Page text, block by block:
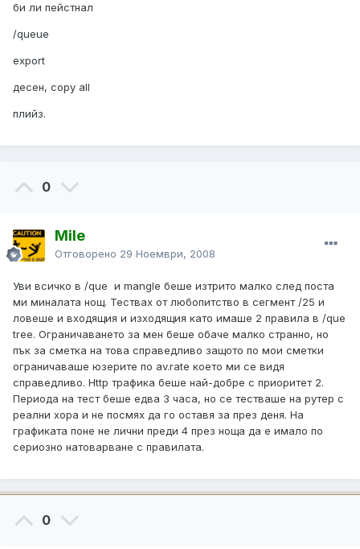
би ли пейстнал
/queue
export
десен, copy all
плийз.
0
Mile
Отговорено 29 Ноември, 2008
Уви всичко в /que и mangle беше изтрито малко след поста
ми миналата нощ. Тествах от любопитство в сегмент /25 и
ловеше и входящия и изходящия като имаше 2 правила в /que
tree. Ограничаването за мен беше обаче малко странно, но
пък за сметка на това справедливо защото по мои сметки
ограничаваше юзерите по av.rate което ми се видя
справедливо. Http трафика беше най-добре с приоритет 2.
Периода на тест беше едва 3 часа, но се тестваше на рутер с
реални хора и не посмях да го оставя за през деня. На
графиката поне не лични преди 4 през ноща да е имало по
сериозно натоварване с правилата.
0